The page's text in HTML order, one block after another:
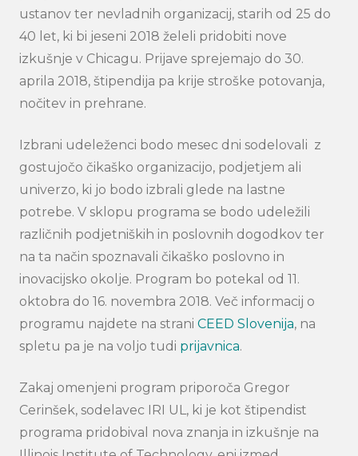
ustanov ter nevladnih organizacij, starih od 25 do
40 let, ki bi jeseni 2018 želeli pridobiti nove
izkušnje v Chicagu. Prijave sprejemajo do 30.
aprila 2018, štipendija pa krije stroške potovanja,
nočitev in prehrane.
Izbrani udeleženci bodo mesec dni sodelovali z
gostujočo čikaško organizacijo, podjetjem ali
univerzo, ki jo bodo izbrali glede na lastne
potrebe. V sklopu programa se bodo udeležili
različnih podjetniških in poslovnih dogodkov ter
na ta način spoznavali čikaško poslovno in
inovacijsko okolje. Program bo potekal od 11.
oktobra do 16. novembra 2018. Več informacij o
programu najdete na strani CEED Slovenija, na
spletu pa je na voljo tudi prijavnica.
Zakaj omenjeni program priporoča Gregor
Cerinšek, sodelavec IRI UL, ki je kot štipendist
programa pridobival nova znanja in izkušnje na